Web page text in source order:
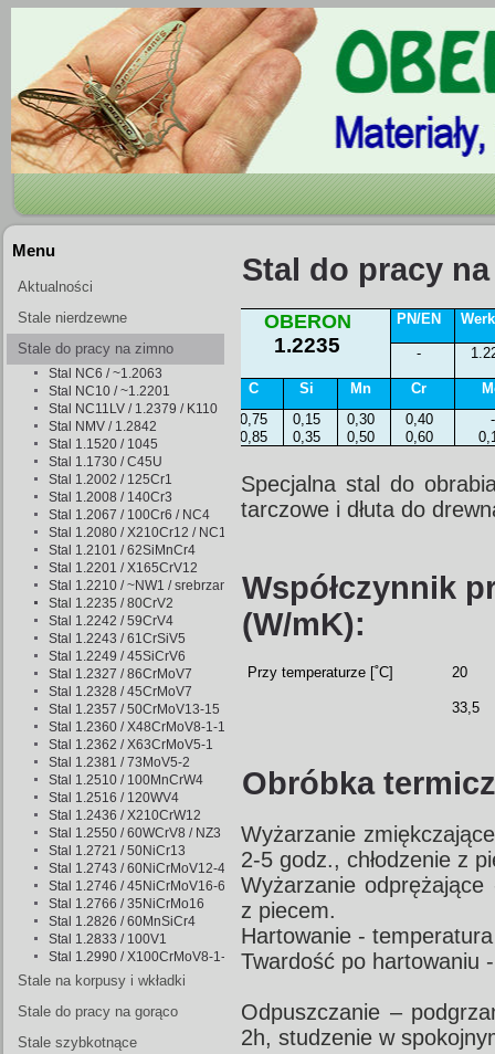
Menu
Aktualności
Stale nierdzewne
Stale do pracy na zimno
Stal NC6 / ~1.2063
Stal NC10 / ~1.2201
Stal NC11LV / 1.2379 / K110
Stal NMV / 1.2842
Stal 1.1520 / 1045
Stal 1.1730 / C45U
Stal 1.2002 / 125Cr1
Stal 1.2008 / 140Cr3
Stal 1.2067 / 100Cr6 / NC4
Stal 1.2080 / X210Cr12 / NC11
Stal 1.2101 / 62SiMnCr4
Stal 1.2201 / X165CrV12
Stal 1.2210 / ~NW1 / srebrzanka
Stal 1.2235 / 80CrV2
Stal 1.2242 / 59CrV4
Stal 1.2243 / 61CrSiV5
Stal 1.2249 / 45SiCrV6
Stal 1.2327 / 86CrMoV7
Stal 1.2328 / 45CrMoV7
Stal 1.2357 / 50CrMoV13-15
Stal 1.2360 / X48CrMoV8-1-1
Stal 1.2362 / X63CrMoV5-1
Stal 1.2381 / 73MoV5-2
Stal 1.2510 / 100MnCrW4
Stal 1.2516 / 120WV4
Stal 1.2436 / X210CrW12
Stal 1.2550 / 60WCrV8 / NZ3
Stal 1.2721 / 50NiCr13
Stal 1.2743 / 60NiCrMoV12-4
Stal 1.2746 / 45NiCrMoV16-6
Stal 1.2766 / 35NiCrMo16
Stal 1.2826 / 60MnSiCr4
Stal 1.2833 / 100V1
Stal 1.2990 / X100CrMoV8-1-1
Stale na korpusy i wkładki
form wtryskowych
Stale do pracy na gorąco
Stale szybkotnące
Stal do pracy
OBERON
1.2235
PN/EN
-
C Si Mn Cr
0,75
0,85
0,15
0,35
0,30
0,50
0,40
0,60
-
Specjalna stal do
tarczowe i dłuta do
Współczynnik
(W/mK):
Przy temperaturze [˚C] 20
33,5
Obróbka
Wyżarzanie
2-5 godz., chłodzenie z
Wyżarzanie odprężające
z piecem.
Hartowanie -
Twardość po hartowaniu
Odpuszczanie –
2h, studzenie w